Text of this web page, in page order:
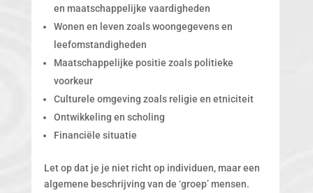
en maatschappelijke vaardigheden
Wonen en leven zoals woongegevens en
leefomstandigheden
Maatschappelijke positie zoals politieke
voorkeur
Culturele omgeving zoals religie en etniciteit
Ontwikkeling en scholing
Financiële situatie
Let op dat je je niet richt op individuen, maar een
algemene beschrijving van de ‘groep’ mensen.